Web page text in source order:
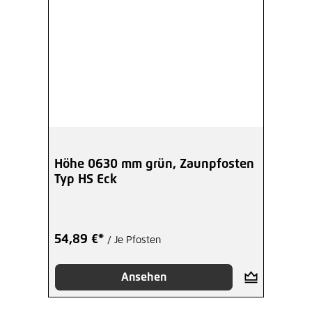
Höhe 0630 mm grün, Zaunpfosten
Typ HS Eck
54,89 €* / Je Pfosten
Ansehen